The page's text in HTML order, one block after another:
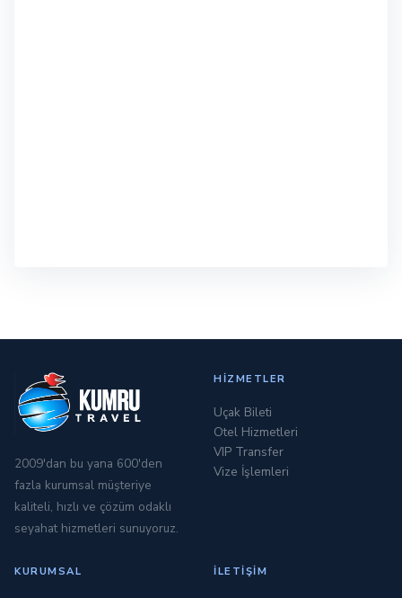
2009'dan bu yana 600'den
fazla kurumsal müşteriye
kaliteli, hızlı ve çözüm odaklı
seyahat hizmetleri sunuyoruz.
HIZMETLER
Uçak Bileti
Otel Hizmetleri
VIP Transfer
Vize İşlemleri
KURUMSAL İLETIŞIM